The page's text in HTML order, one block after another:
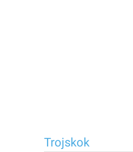
Trojskok